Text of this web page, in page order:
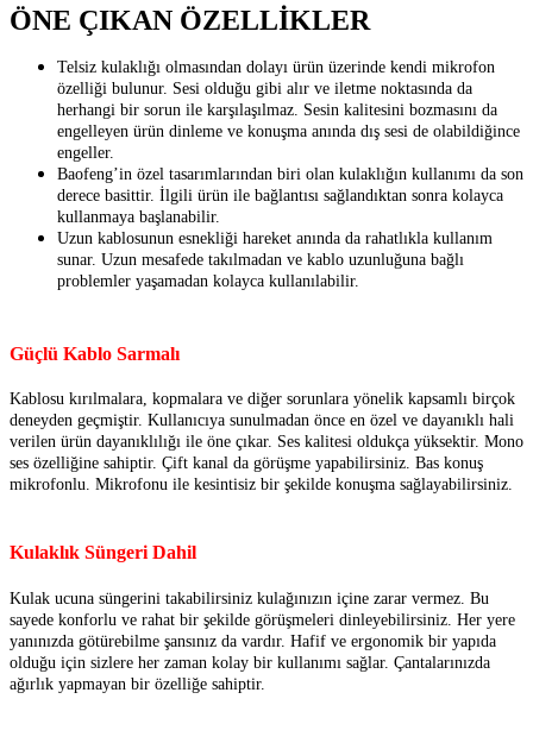
ÖNE ÇIKAN ÖZELLİKLER
Telsiz kulaklığı olmasından dolayı ürün üzerinde kendi mikrofon
özelliği bulunur. Sesi olduğu gibi alır ve iletme noktasında da
herhangi bir sorun ile karşılaşılmaz. Sesin kalitesini bozmasını da
engelleyen ürün dinleme ve konuşma anında dış sesi de olabildiğince
engeller.
Baofeng’in özel tasarımlarından biri olan kulaklığın kullanımı da son
derece basittir. İlgili ürün ile bağlantısı sağlandıktan sonra kolayca
kullanmaya başlanabilir.
Uzun kablosunun esnekliği hareket anında da rahatlıkla kullanım
sunar. Uzun mesafede takılmadan ve kablo uzunluğuna bağlı
problemler yaşamadan kolayca kullanılabilir.
Güçlü Kablo Sarmalı
Kablosu kırılmalara, kopmalara ve diğer sorunlara yönelik kapsamlı birçok
deneyden geçmiştir. Kullanıcıya sunulmadan önce en özel ve dayanıklı hali
verilen ürün dayanıklılığı ile öne çıkar. Ses kalitesi oldukça yüksektir. Mono
ses özelliğine sahiptir. Çift kanal da görüşme yapabilirsiniz. Bas konuş
mikrofonlu. Mikrofonu ile kesintisiz bir şekilde konuşma sağlayabilirsiniz.
Kulaklık Süngeri Dahil
Kulak ucuna süngerini takabilirsiniz kulağınızın içine zarar vermez. Bu
sayede konforlu ve rahat bir şekilde görüşmeleri dinleyebilirsiniz. Her yere
yanınızda götürebilme şansınız da vardır. Hafif ve ergonomik bir yapıda
olduğu için sizlere her zaman kolay bir kullanımı sağlar. Çantalarınızda
ağırlık yapmayan bir özelliğe sahiptir.